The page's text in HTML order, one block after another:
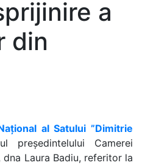
a
din
al Satului ”Dimitrie
președintelului Camerei
Laura Badiu, referitor la